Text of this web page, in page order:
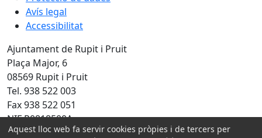
Avís legal
Accessibilitat
Ajuntament de Rupit i Pruit
Plaça Major, 6
08569 Rupit i Pruit
Tel. 938 522 003
Fax 938 522 051
NIF P0818500A
Aquest lloc web fa servir cookies pròpies i de tercers per